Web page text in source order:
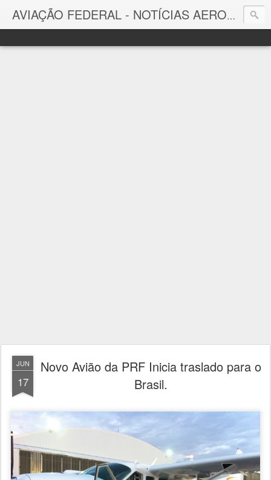
AVIAÇÃO FEDERAL - NOTÍCIAS AERONÁUTICAS & TECNOLOGIAS
Aviação Federal
JUN
17
Novo Avião da PRF Inicia traslado para o
Brasil.